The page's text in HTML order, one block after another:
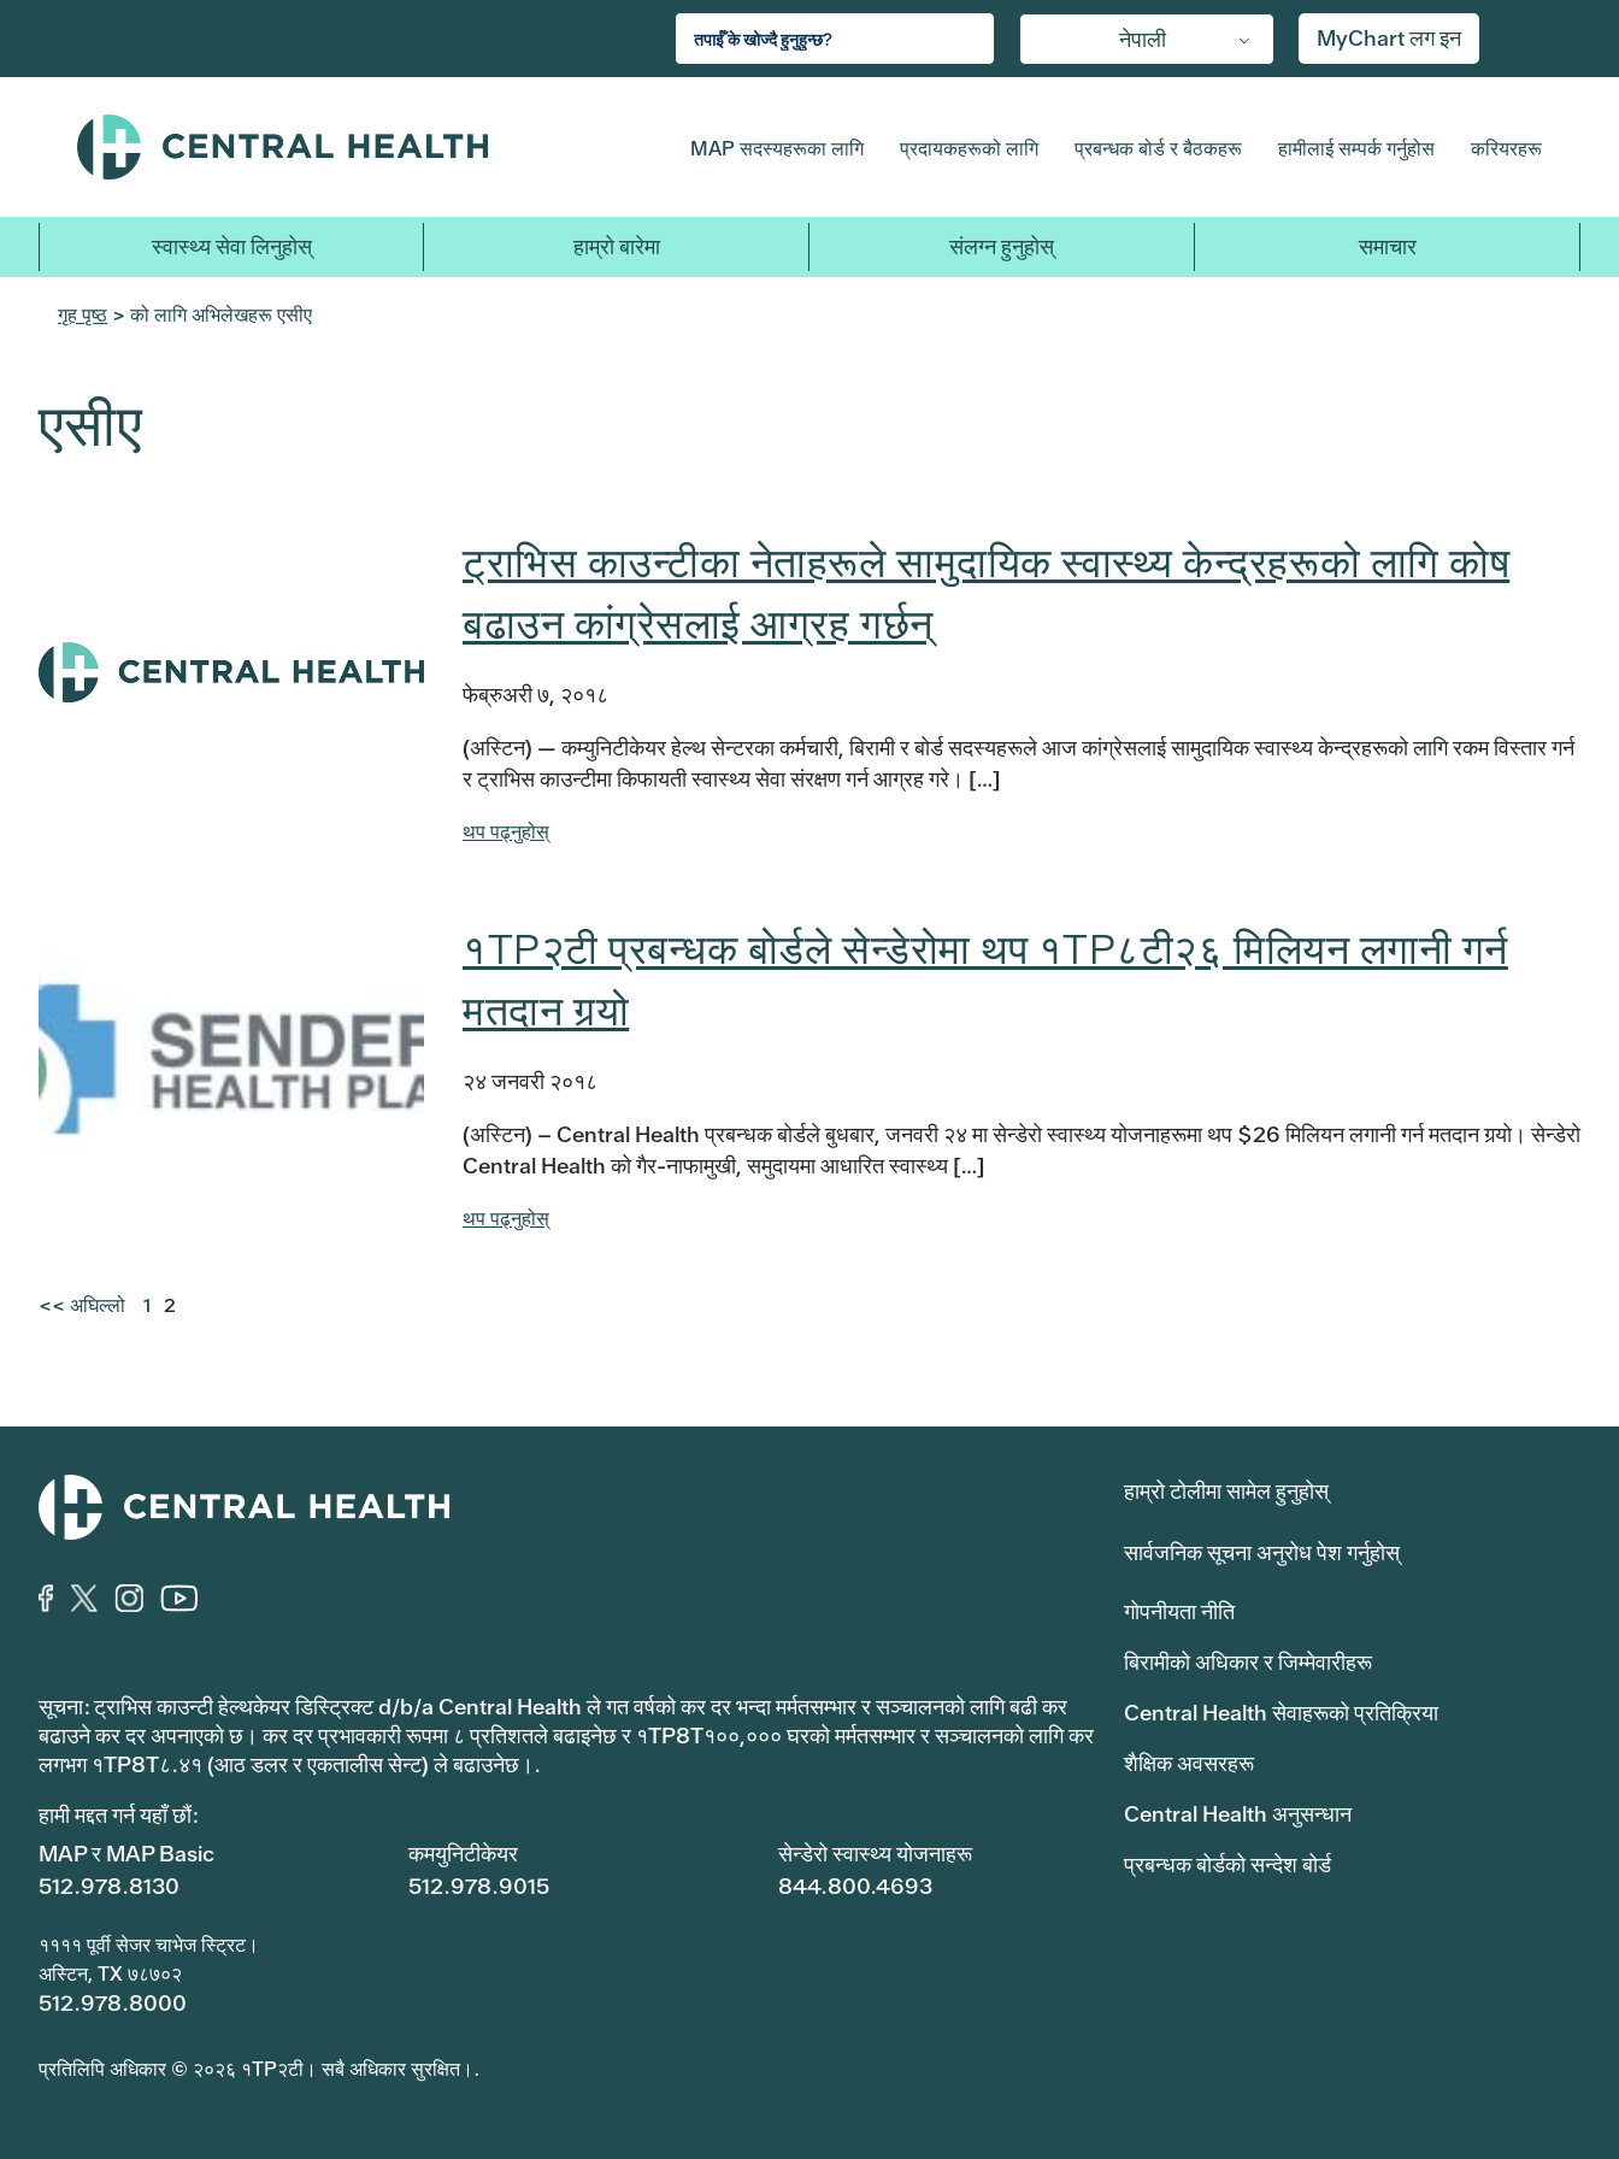
जानुहोस्
नेपाली MyChart लग इन
MAP सदस्यहरूका लागि प्रदायकहरूको लागि प्रबन्धक बोर्ड र बैठकहरू हामीलाई सम्पर्क गर्नुहोस करियरहरू
स्वास्थ्य सेवा लिनुहोस् हाम्रो बारेमा संलग्न हुनुहोस् समाचार
गृह पृष्ठ > को लागि अभिलेखहरू एसीए
एसीए
ट्राभिस काउन्टीका नेताहरूले सामुदायिक स्वास्थ्य केन्द्रहरूको लागि कोष
बढाउन कांग्रेसलाई आग्रह गर्छन्
फेब्रुअरी ७, २०१८
(अस्टिन) — कम्युनिटीकेयर हेल्थ सेन्टरका कर्मचारी, बिरामी र बोर्ड सदस्यहरूले आज कांग्रेसलाई सामुदायिक स्वास्थ्य केन्द्रहरूको लागि रकम विस्तार गर्न
र ट्राभिस काउन्टीमा किफायती स्वास्थ्य सेवा संरक्षण गर्न आग्रह गरे। […]
थप पढ्नुहोस्
१TP२टी प्रबन्धक बोर्डले सेन्डेरोमा थप १TP८टी२६ मिलियन लगानी गर्न
मतदान गर्‍यो
२४ जनवरी २०१८
(अस्टिन) – Central Health प्रबन्धक बोर्डले बुधबार, जनवरी २४ मा सेन्डेरो स्वास्थ्य योजनाहरूमा थप $26 मिलियन लगानी गर्न मतदान गर्‍यो। सेन्डेरो
Central Health को गैर-नाफामुखी, समुदायमा आधारित स्वास्थ्य […]
थप पढ्नुहोस्
<< अघिल्लो 1 2
सूचना: ट्राभिस काउन्टी हेल्थकेयर डिस्ट्रिक्ट d/b/a Central Health ले गत वर्षको कर दर भन्दा मर्मतसम्भार र सञ्चालनको लागि बढी कर
बढाउने कर दर अपनाएको छ। कर दर प्रभावकारी रूपमा ८ प्रतिशतले बढाइनेछ र १TP8T१००,००० घरको मर्मतसम्भार र सञ्चालनको लागि कर
लगभग १TP8T८.४१ (आठ डलर र एकतालीस सेन्ट) ले बढाउनेछ।.
हामी मद्दत गर्न यहाँ छौं:
MAP र MAP Basic
512.978.8130
कमयुनिटीकेयर
512.978.9015
सेन्डेरो स्वास्थ्य योजनाहरू
844.800.4693
११११ पूर्वी सेजर चाभेज स्ट्रिट।
अस्टिन, TX ७८७०२
512.978.8000
प्रतिलिपि अधिकार © २०२६ १TP२टी। सबै अधिकार सुरक्षित।.
हाम्रो टोलीमा सामेल हुनुहोस्
सार्वजनिक सूचना अनुरोध पेश गर्नुहोस्
गोपनीयता नीति
बिरामीको अधिकार र जिम्मेवारीहरू
Central Health सेवाहरूको प्रतिक्रिया
शैक्षिक अवसरहरू
Central Health अनुसन्धान
प्रबन्धक बोर्डको सन्देश बोर्ड